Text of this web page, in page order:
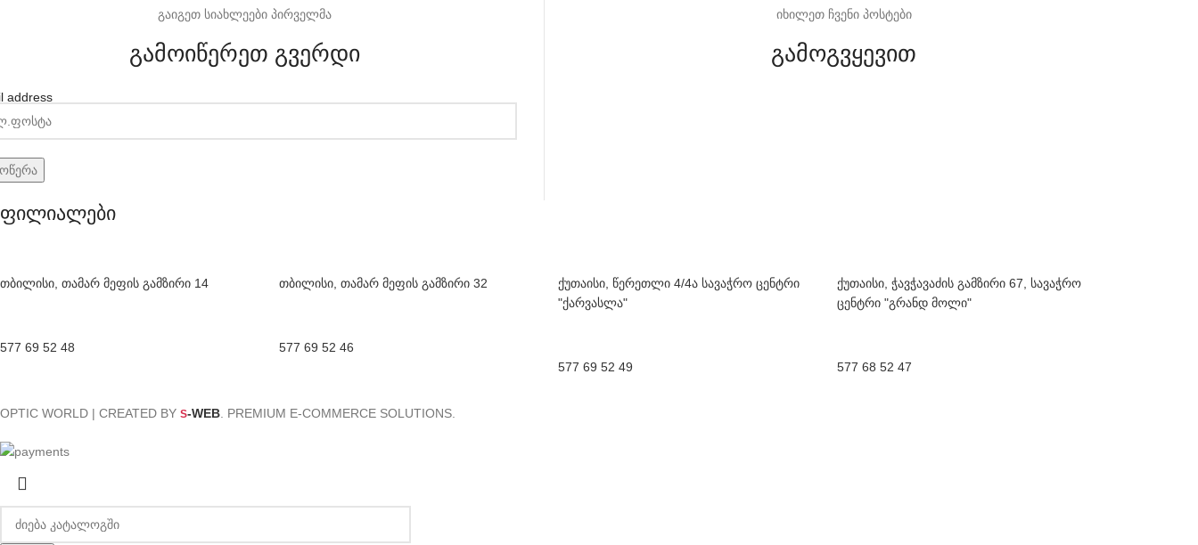
გაიგეთ სიახლეები პირველმა
გამოიწერეთ გვერდი
address
იხილეთ ჩვენი პოსტები
გამოგვყევით
ფილიალები
თბილისი, თამარ მეფის გამზირი 14
577 69 52 48
თბილისი, თამარ მეფის გამზირი 32
577 69 52 46
ქუთაისი, წერეთლი 4/4ა სავაჭრო ცენტრი
"ქარვასლა"
577 69 52 49
ქუთაისი, ჭავჭავაძის გამზირი 67, სავაჭრო
ცენტრი "გრანდ მოლი"
577 68 52 47
OPTIC WORLD | CREATED BY S-WEB . PREMIUM E-COMMERCE SOLUTIONS.